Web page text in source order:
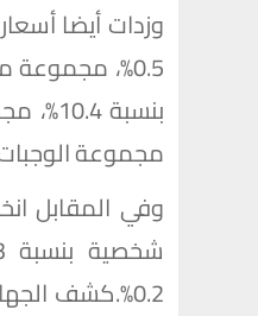
مجموعة الوجبات الجاهزة بنسبة
0.2%.كشف